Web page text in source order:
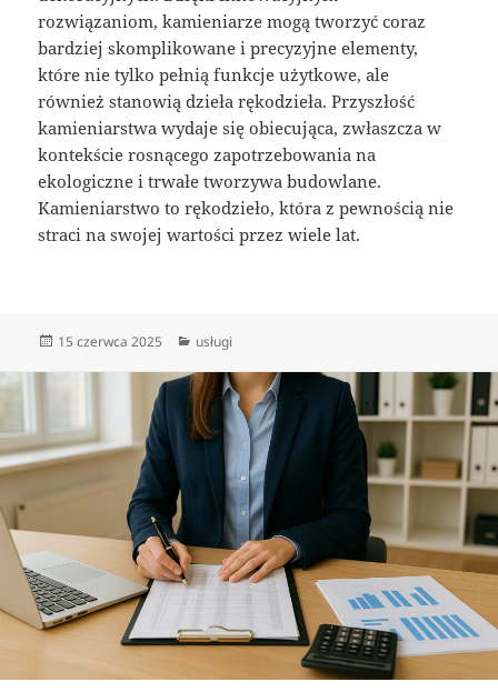
rozwiązaniom, kamieniarze mogą tworzyć coraz
bardziej skomplikowane i precyzyjne elementy,
które nie tylko pełnią funkcje użytkowe, ale
również stanowią dzieła rękodzieła. Przyszłość
kamieniarstwa wydaje się obiecująca, zwłaszcza w
kontekście rosnącego zapotrzebowania na
ekologiczne i trwałe tworzywa budowlane.
Kamieniarstwo to rękodzieło, która z pewnością nie
straci na swojej wartości przez wiele lat.
Data
15 czerwca 2025 Kategorie
usługi